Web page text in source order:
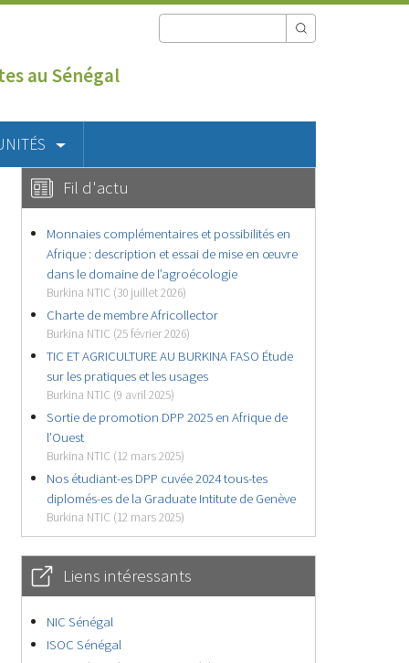
au Sénégal
Fil d'actu
Monnaies complémentaires et possibilités en
Afrique : description et essai de mise en œuvre
dans le domaine de l’agroécologie
Burkina NTIC (30 juillet 2026)
Charte de membre Africollector
Burkina NTIC (25 février 2026)
TIC ET AGRICULTURE AU BURKINA FASO Étude
sur les pratiques et les usages
Burkina NTIC (9 avril 2025)
Sortie de promotion DPP 2025 en Afrique de
l’Ouest
Burkina NTIC (12 mars 2025)
Nos étudiant-es DPP cuvée 2024 tous-tes
diplomés-es de la Graduate Intitute de Genève
Burkina NTIC (12 mars 2025)
Liens intéressants
NIC Sénégal
ISOC Sénégal